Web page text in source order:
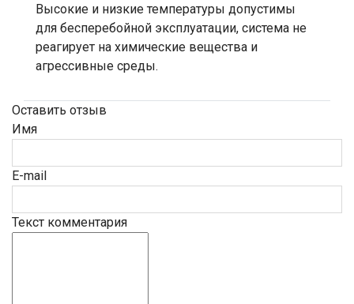
Высокие и низкие температуры допустимы
для бесперебойной эксплуатации, система не
реагирует на химические вещества и
агрессивные среды.
Оставить отзыв
Имя
E-mail
Текст комментария